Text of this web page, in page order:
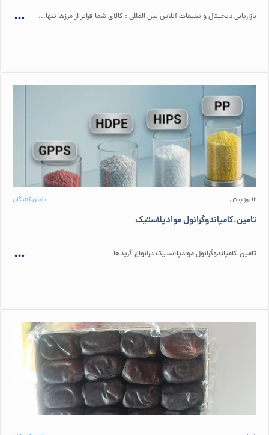
بازاریابی دیجیتال و تبلیغات آنلاین بین المللی : کالای شما فراتر از مرزها تنها...
12 روز پیش تامین کنندگان
تامین،کامپاندوگرانول موادپلاستیک
تامین،کامپاندوگرانول موادپلاستیک درانواع گریدها